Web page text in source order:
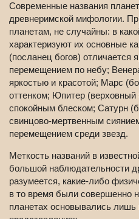
Современные названия
древнеримской мифологии.
планетам, не случайны: в
характеризуют их основные
(посланец богов) отличается
перемещением по небу;
яркостью и красотой; Марс
оттенком; Юпитер
спокойным блеском; Сатурн
свинцово-мертвенным
перемещением среди звезд.
Меткость названий в
большой наблюдательности
разумеется, какие-либо
в то время были совершенно
планетах основывались лишь